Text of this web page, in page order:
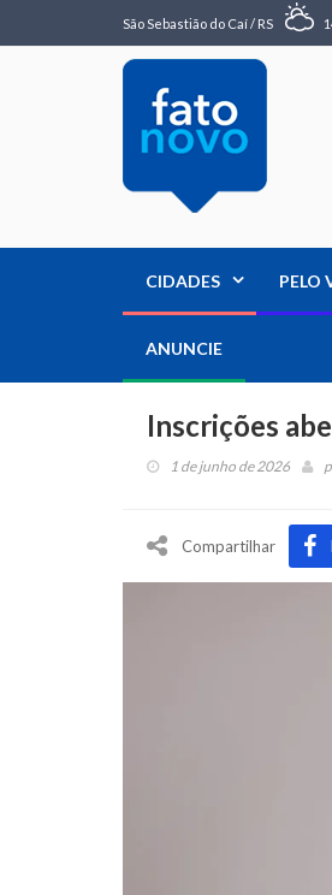
São Sebastião do Caí / RS
CIDADES PELO
ANUNCIE
Inscrições
1 de junho de 2026
Compartilhar